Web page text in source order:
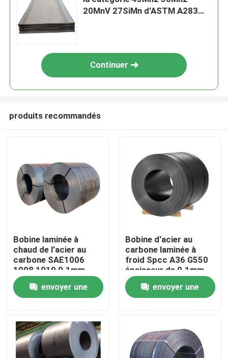
Maison
Produits
Visite d'usine
20MnV 27SiMn d'ASTM A283
Continuer
produits recommandés
Bobine laminée à
chaud de l'acier au
carbone SAE1006
1008 1010 0.1mm -
300mm
envoyer une
Bobine d'acier au
carbone laminée à
froid Spcc A36 G550
épaisseur de 0.1mm -
de 300mm
envoyer une